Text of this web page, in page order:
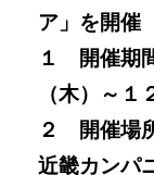
ア」を開催
１ 開催期
（木）～１
２ 開催場
近畿カンパ